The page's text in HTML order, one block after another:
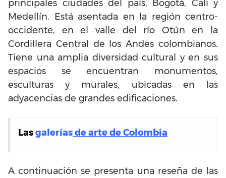
principales ciudades del país, Bogotá, Cali y
Medellín. Está asentada en la región centro-
occidente, en el valle del río Otún en la
Cordillera Central de los Andes colombianos.
Tiene una amplia diversidad cultural y en sus
espacios se encuentran monumentos,
esculturas y murales, ubicadas en las
adyacencias de grandes edificaciones.
Lasgaleríasde arte de Colombia
A continuación se presenta una reseña de las